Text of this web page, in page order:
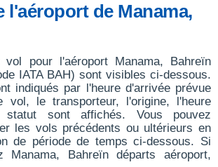
l'aéroport de Manama,
pour l'aéroport Manama, Bahreïn
IATA BAH) sont visibles ci-dessous.
indiqués par l'heure d'arrivée prévue
vol, le transporteur, l'origine, l'heure
sont affichés. Vous pouvez
les vols précédents ou ultérieurs en
de période de temps ci-dessous. Si
Manama, Bahreïn départs aéroport,